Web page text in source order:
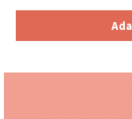
Este potrivit
Da, este ideal
Pentru ce ocazii